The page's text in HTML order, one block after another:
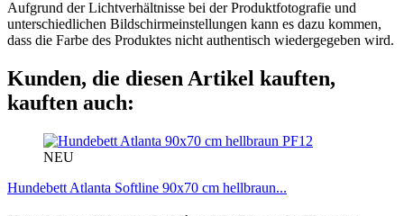
Aufgrund der Lichtverhältnisse bei der Produktfotografie und
unterschiedlichen Bildschirmeinstellungen kann es dazu kommen,
dass die Farbe des Produktes nicht authentisch wiedergegeben wird.
Kunden, die diesen Artikel kauften,
kauften auch:
PF12
NEU
Hundebett Atlanta Softline 90x70 cm hellbraun...